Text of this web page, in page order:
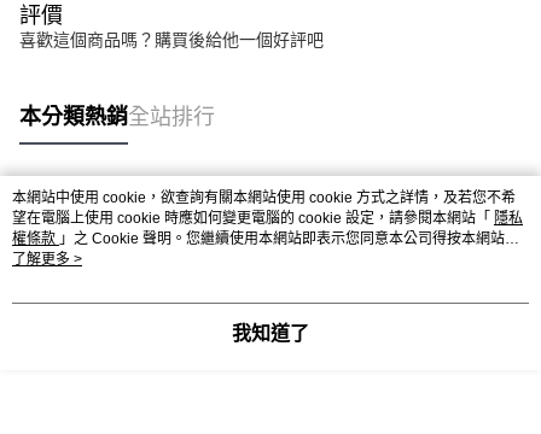
評價
喜歡這個商品嗎？購買後給他一個好評吧
本分類熱銷全站排行
熱門標籤
本網站中使用 cookie，欲查詢有關本網站使用 cookie 方式之詳情，及若您不希
望在電腦上使用 cookie 時應如何變更電腦的 cookie 設定，請參閱本網站「 隱私
權條款 」之 Cookie 聲明。您繼續使用本網站即表示您同意本公司得按本網站使
用條款之 Cookie 聲明使用 cookie。
了解更多 >
我知道了